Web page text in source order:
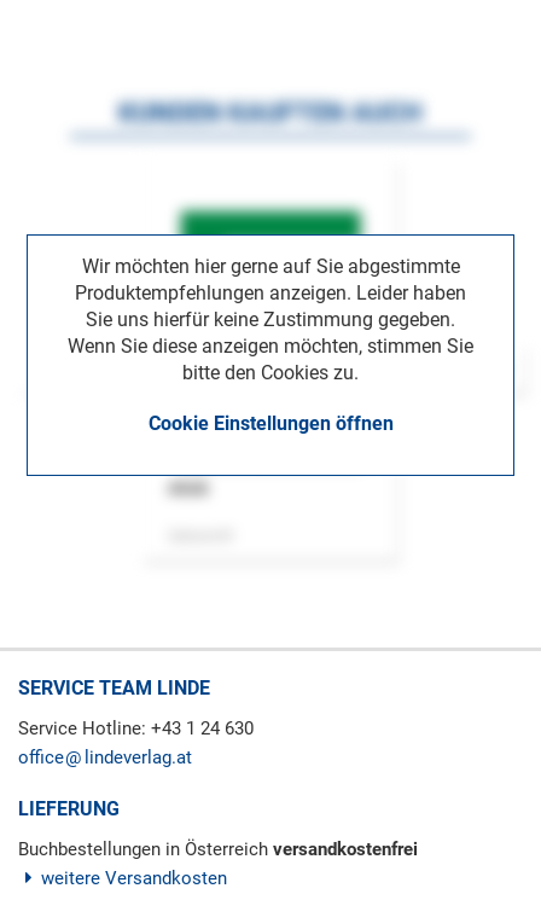
Wir möchten hier gerne auf Sie abgestimmte
Produktempfehlungen anzeigen. Leider haben
Sie uns hierfür keine Zustimmung gegeben.
Wenn Sie diese anzeigen möchten, stimmen Sie
bitte den Cookies zu.
Cookie Einstellungen öffnen
KUNDEN KAUFTEN AUCH
SERVICE TEAM LINDE
Service Hotline: +43 1 24 630
office
lindeverlag.at
LIEFERUNG
Buchbestellungen in Österreich versandkostenfrei
weitere Versandkosten